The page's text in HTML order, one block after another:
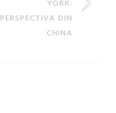
YORK:
PERSPECTIVA DIN
CHINA